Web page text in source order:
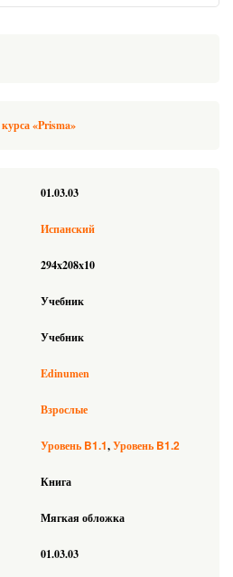
«Prisma»
01.03.03
Испанский
294x208x10
Учебник
Учебник
Edinumen
Взрослые
Уровень B1.1 Уровень B1.2
Книга
Мягкая обложка
01.03.03